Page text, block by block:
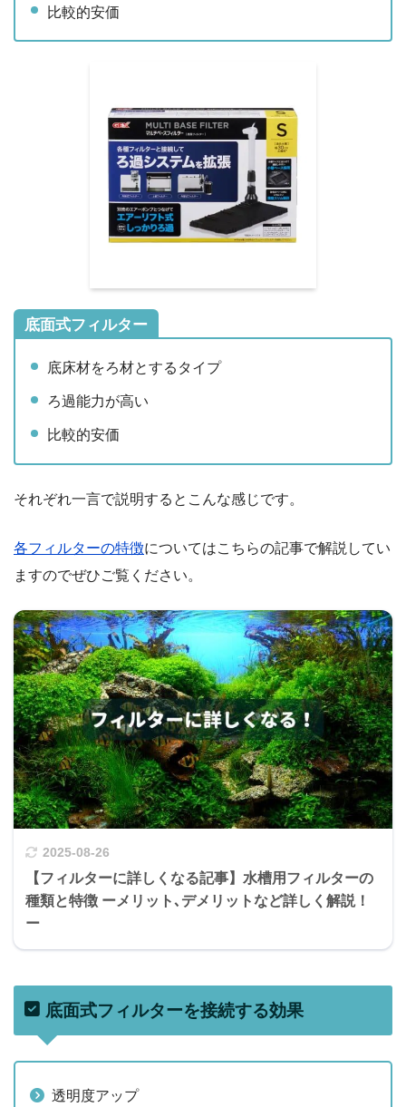
比較的安価
底面式フィルター
底床材をろ材とするタイプ
ろ過能力が高い
比較的安価
それぞれ一言で説明するとこんな感じです。
各フィルターの特徴についてはこちらの記事で解説してい
ますのでぜひご覧ください。
2025-08-26
【フィルターに詳しくなる記事】水槽用フィルターの
種類と特徴 ーメリット､デメリットなど詳しく解説！
ー
底面式フィルターを接続する効果
透明度アップ